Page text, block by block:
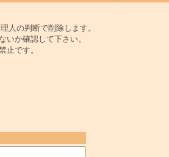
人の判断で削除します。
いか確認して下さい。
止です。